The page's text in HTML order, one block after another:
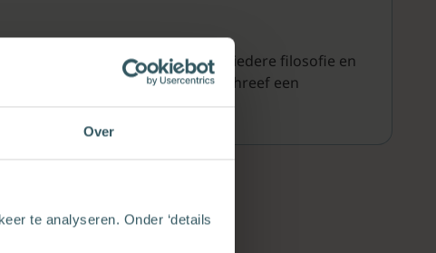
Over
te analyseren. Onder ‘details
begin van iedere cultuur, iedere filosofie en
een nieuwe vertaling en schreef een